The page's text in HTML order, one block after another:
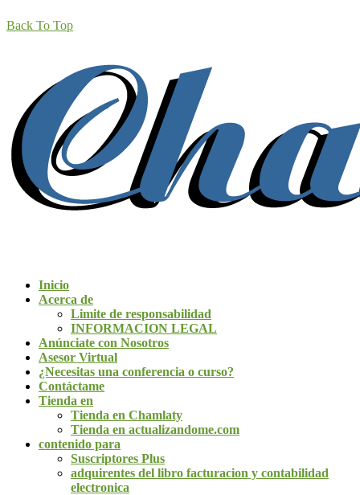
Back To Top
Inicio
Acerca de
Limite de responsabilidad
INFORMACION LEGAL
Anúnciate con Nosotros
Asesor Virtual
¿Necesitas una conferencia o curso?
Contáctame
Tienda en
Tienda en Chamlaty
Tienda en actualizandome.com
contenido para
Suscriptores Plus
adquirentes del libro facturacion y contabilidad
electronica